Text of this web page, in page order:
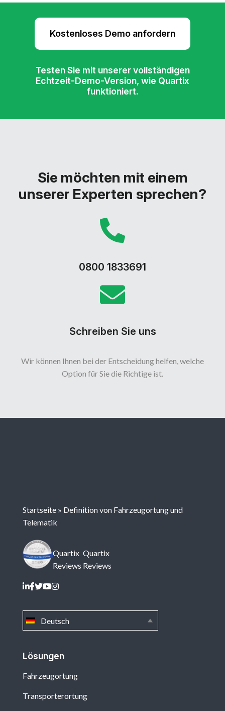
Kostenloses Demo anfordern
Testen Sie mit unserer vollständigen
Echtzeit-Demo-Version, wie Quartix
funktioniert.
Sie möchten mit einem
unserer Experten sprechen?
0800 1833691
Schreiben Sie uns
Wir können Ihnen bei der Entscheidung helfen, welche
Option für Sie die Richtige ist.
Lösungen
Fahrzeugortung
Transporterortung
Deutsch
Startseite » Definition von Fahrzeugortung und
Telematik
Quartix
Reviews
Quartix
Reviews